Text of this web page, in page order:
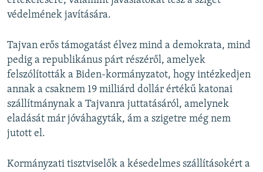
védelmének javítására.
Tajvan erős támogatást élvez mind a demokrata, mind
pedig a republikánus párt részéről, amelyek
felszólították a Biden-kormányzatot, hogy intézkedjen
annak a csaknem 19 milliárd dollár értékű katonai
szállítmánynak a Tajvanra juttatásáról, amelynek
eladását már jóváhagyták, ám a szigetre még nem
jutott el.
Kormányzati tisztviselők a késedelmes szállításokért a